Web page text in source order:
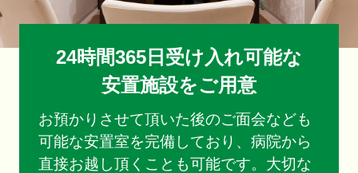
24時間365日受け入れ可能な
安置施設をご用意
お預かりさせて頂いた後のご面会なども
可能な安置室を完備しており、病院から
直接お越し頂くことも可能です。大切な